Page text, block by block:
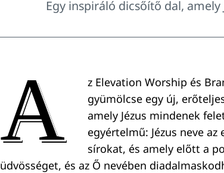
Egy inspiráló dicsőítő dal,
A
z Elevation Worship és
gyümölcse egy új,
amely Jézus mindenek
egyértelmű: Jézus neve
sírokat, és amely előtt a
üdvösséget, és az Ő nevében